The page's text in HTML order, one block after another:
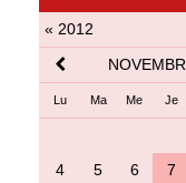
« 2012
Lu Ma Me Je
4
5 6 7